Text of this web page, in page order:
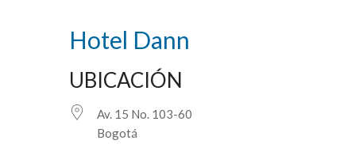
Hotel Dann
UBICACIÓN
Av. 15 No. 103-60
Bogotá